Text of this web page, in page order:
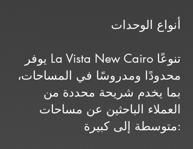
أنواع الوحدات
يوفر La Vista New Cairo تنوعًا
محدودًا ومدروسًا في المساحات،
بما يخدم شريحة محددة من
العملاء الباحثين عن مساحات
متوسطة إلى كبيرة: